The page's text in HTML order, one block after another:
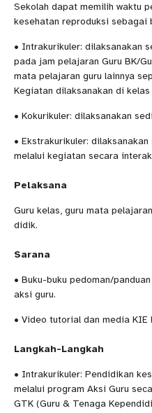
Sekolah dapat memilih waktu
kesehatan reproduksi sebagai
• Intrakurikuler: dilaksanakan
pada jam pelajaran Guru BK/
mata pelajaran guru lainnya
Kegiatan dilaksanakan di
• Kokurikuler: dilaksanakan
• Ekstrakurikuler:
melalui kegiatan secara
Pelaksana
Guru kelas, guru mata
didik.
Sarana
• Buku-buku pedoman/
aksi guru.
• Video tutorial dan media KIE
Langkah-Langkah
• Intrakurikuler: Pendidikan
melalui program Aksi Guru
GTK (Guru & Tenaga